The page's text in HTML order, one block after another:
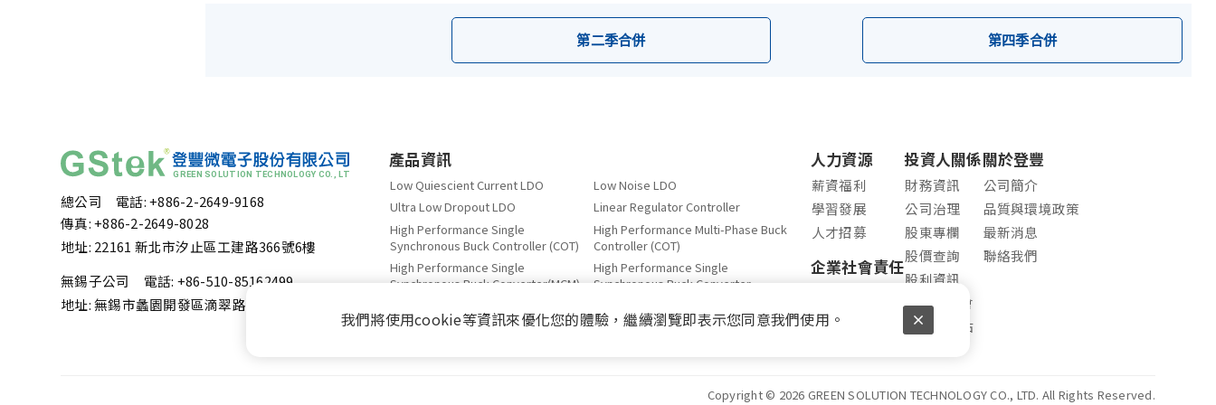
第二季合併 第四季合併
總公司 電話: +886-2-2649-9168
傳真: +886-2-2649-8028
地址: 22161 新北市汐止區工建路366號6樓
無錫子公司 電話: +86-510-85162499
地址: 無錫市蠡園開發區滴翠路100號 1號樓5層東
產品資訊
Low Quiescient Current LDO
Low Noise LDO
Ultra Low Dropout LDO
Linear Regulator Controller
High Performance Single
Synchronous Buck Controller (COT)
High Performance Multi-Phase Buck
Controller (COT)
High Performance Single
Synchronous Buck Converter(MCM)
High Performance Single
Synchronous Buck Converter
DDR Terminator Regulator
OPA、Comparator
人力資源
薪資福利
學習發展
人才招募
企業社會責任
投資人關係
財務資訊
公司治理
股東專欄
股價查詢
股利資訊
法人說明會
公開資訊站
關於登豐
公司簡介
品質與環境政策
最新消息
聯絡我們
Copyright © 2026 GREEN SOLUTION TECHNOLOGY CO., LTD. All Rights Reserved.
我們將使用cookie等資訊來優化您的體驗，繼續瀏覽即表示您同意我們使用。